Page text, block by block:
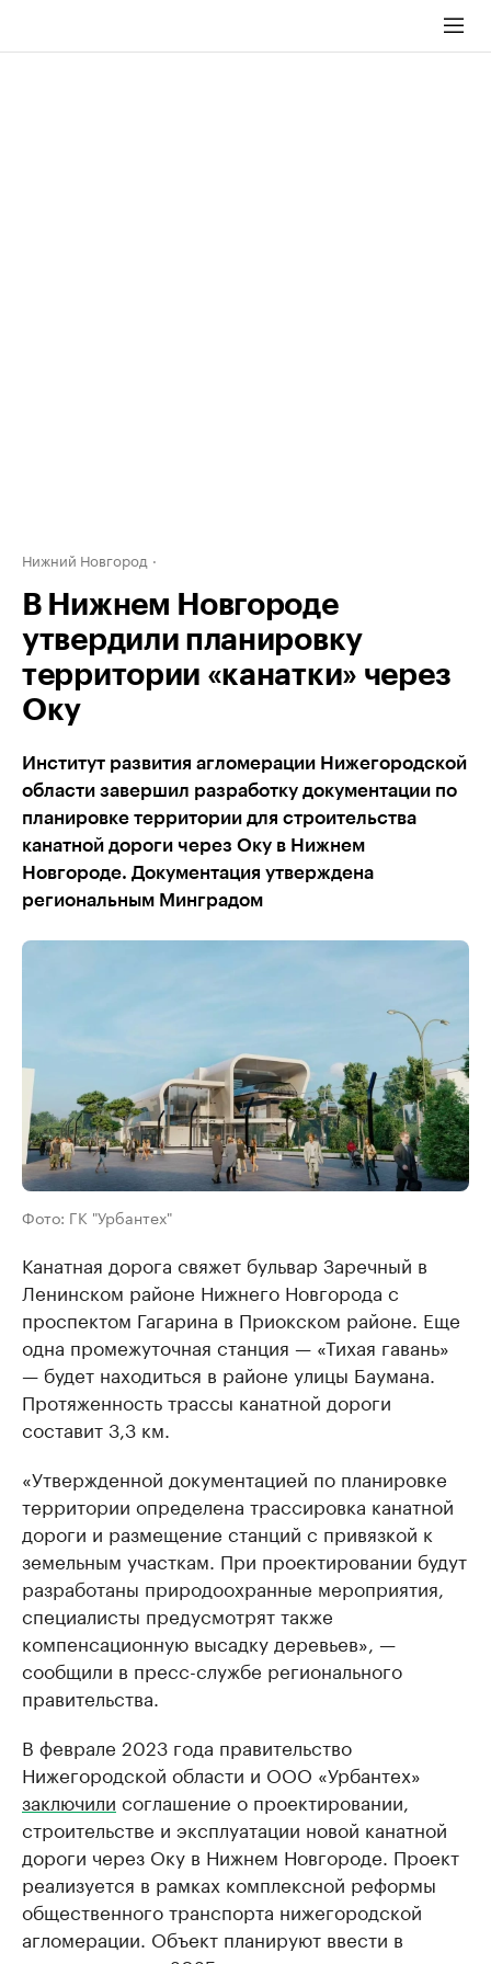
Нижний Новгород
В Нижнем Новгороде
утвердили планировку
территории «канатки» через
Оку
Институт развития агломерации Нижегородской
области завершил разработку документации по
планировке территории для строительства
канатной дороги через Оку в Нижнем
Новгороде. Документация утверждена
региональным Минградом
Фото: ГК "Урбантех"
Канатная дорога свяжет бульвар Заречный в
Ленинском районе Нижнего Новгорода с
проспектом Гагарина в Приокском районе. Еще
одна промежуточная станция — «Тихая гавань»
— будет находиться в районе улицы Баумана.
Протяженность трассы канатной дороги
составит 3,3 км.
«Утвержденной документацией по планировке
территории определена трассировка канатной
дороги и размещение станций с привязкой к
земельным участкам. При проектировании будут
разработаны природоохранные мероприятия,
специалисты предусмотрят также
компенсационную высадку деревьев», —
сообщили в пресс-службе регионального
правительства.
В феврале 2023 года правительство
Нижегородской области и ООО «Урбантех»
заключили соглашение о проектировании,
строительстве и эксплуатации новой канатной
дороги через Оку в Нижнем Новгороде. Проект
реализуется в рамках комплексной реформы
общественного транспорта нижегородской
агломерации. Объект планируют ввести в